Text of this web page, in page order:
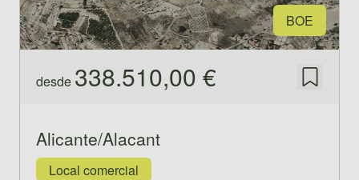
BOE
desde 338.510,00 € Guardar
Alicante/Alacant
Local comercial